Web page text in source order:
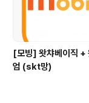
[모빙] 왓챠베이직 + 왓챠프리미
엄 (skt망)